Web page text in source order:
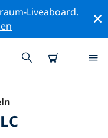
Liveaboard.